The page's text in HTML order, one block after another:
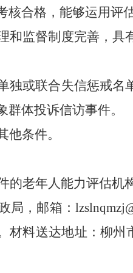
合格，能够运用评
和监督制度完善，
独或联合失信惩戒
体投诉信访事件。
他条件。
的老年人能力评估
局，邮箱：
料送达地址：柳州